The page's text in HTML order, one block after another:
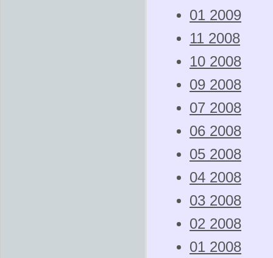
01 2009
11 2008
10 2008
09 2008
07 2008
06 2008
05 2008
04 2008
03 2008
02 2008
01 2008